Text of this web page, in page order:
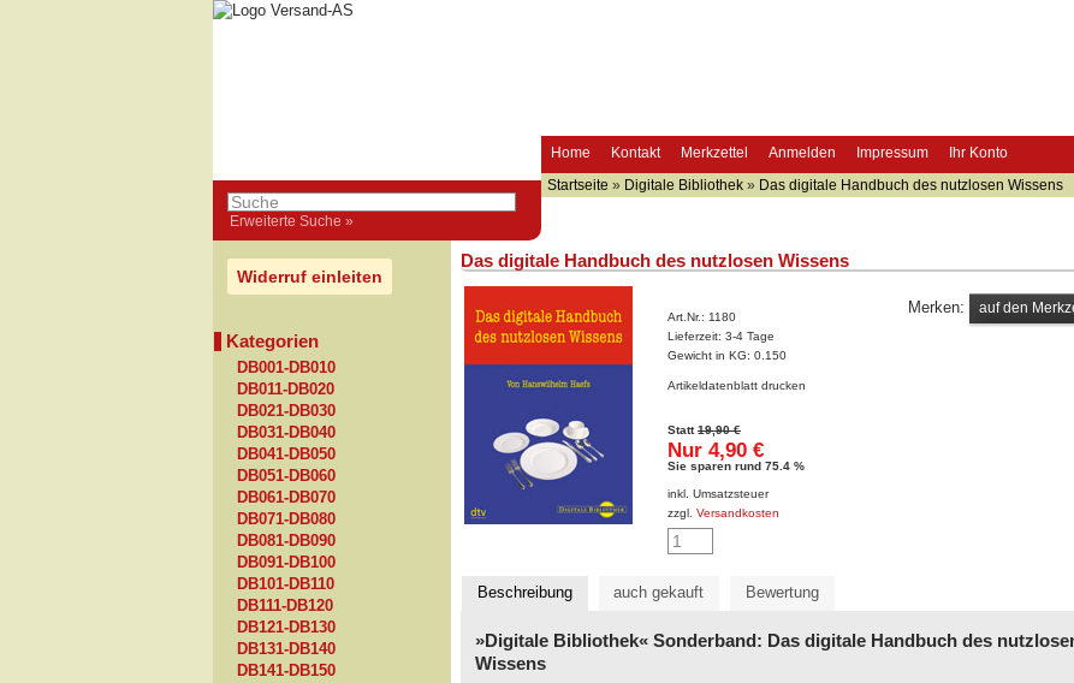
Home Kontakt Merkzettel Anmelden Impressum Ihr Konto
Erweiterte Suche »
Startseite » Digitale Bibliothek » Das digitale Handbuch des nutzlosen Wissens
Widerruf einleiten
Kategorien
DB001-DB010
DB011-DB020
DB021-DB030
DB031-DB040
DB041-DB050
DB051-DB060
DB061-DB070
DB071-DB080
DB081-DB090
DB091-DB100
DB101-DB110
DB111-DB120
DB121-DB130
DB131-DB140
DB141-DB150
Das digitale Handbuch des nutzlosen Wissens
Art.Nr.: 1180
Lieferzeit: 3-4 Tage
Gewicht in KG: 0.150
Artikeldatenblatt drucken
Statt19,90 €
Nur 4,90 €
Sie sparen rund 75.4 %
inkl. Umsatzsteuer
zzgl. Versandkosten
Merken:
Beschreibung auch gekauft Bewertung
»Digitale Bibliothek« Sonderband: Das digitale Handbuch des
Wissens